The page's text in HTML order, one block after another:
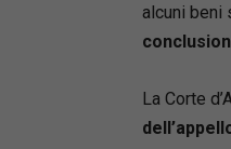
alcuni beni
La Corte